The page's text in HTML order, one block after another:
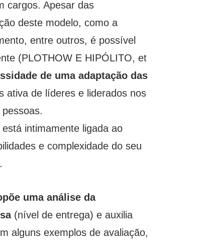
cargos. Apesar das
deste modelo, como a
entre outros, é possível
(PLOTHOW E HIPÓLITO, et
de uma adaptação das
ativa de líderes e liderados nos
intimamente ligada ao
e complexidade do seu
uma análise da
(nível de entrega) e auxilia
alguns exemplos de avaliação,